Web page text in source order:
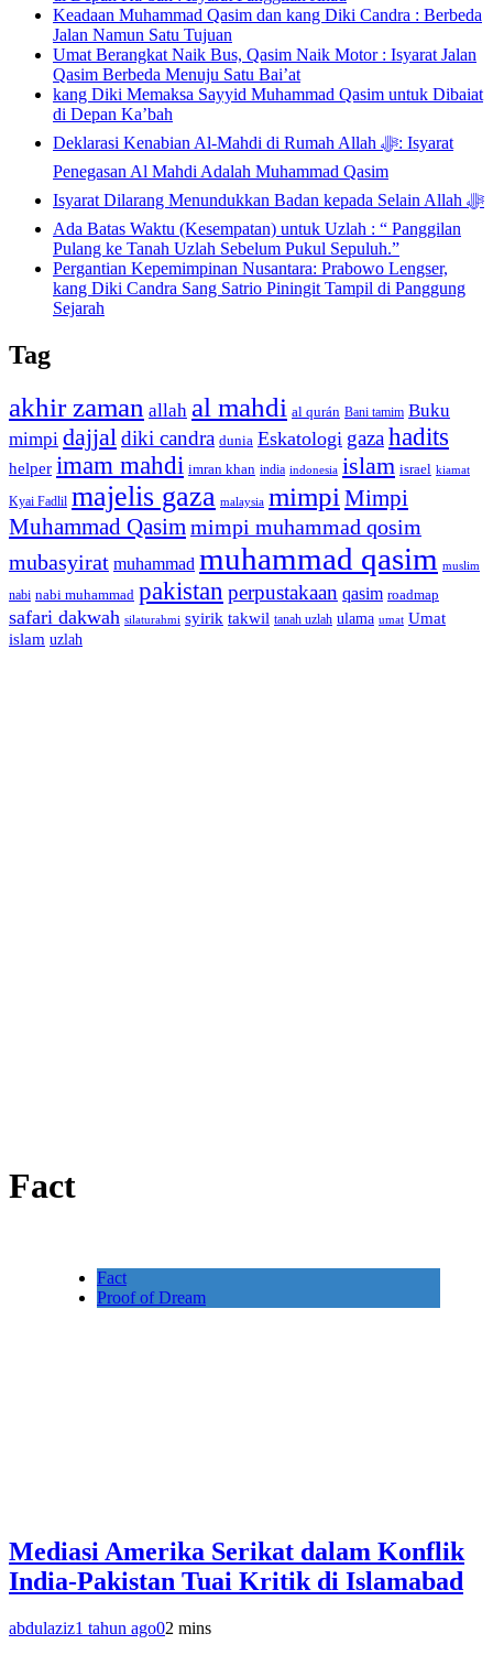
Keadaan Muhammad Qasim dan kang Diki Candra : Berbeda
Jalan Namun Satu Tujuan
Umat Berangkat Naik Bus, Qasim Naik Motor : Isyarat Jalan
Qasim Berbeda Menuju Satu Bai’at
kang Diki Memaksa Sayyid Muhammad Qasim untuk Dibaiat
di Depan Ka’bah
Deklarasi Kenabian Al-Mahdi di Rumah Allah ﷻ: Isyarat
Penegasan Al Mahdi Adalah Muhammad Qasim
Isyarat Dilarang Menundukkan Badan kepada Selain Allah ﷻ
Ada Batas Waktu (Kesempatan) untuk Uzlah : “ Panggilan
Pulang ke Tanah Uzlah Sebelum Pukul Sepuluh.”
Pergantian Kepemimpinan Nusantara: Prabowo Lengser,
kang Diki Candra Sang Satrio Piningit Tampil di Panggung
Sejarah
Tag
akhir zaman allah al mahdi al qurán Bani tamim Buku
mimpi dajjal diki candra dunia Eskatologi gazahadits
helper imam mahdi imran khan india indonesia islam israel kiamat
Kyai Fadlil majelis gaza malaysia mimpi Mimpi
Muhammad Qasim mimpi muhammad qosim
mubasyirat muhammad muhammad qasim muslim
nabi nabi muhammad pakistan perpustakaan qasim roadmap
safari dakwah silaturahmi syirik takwil tanah uzlah ulama umat Umat
islam uzlah
Fact
Fact
Proof of Dream
Mediasi Amerika Serikat dalam Konflik
India-Pakistan Tuai Kritik di Islamabad
abdulaziz1 tahun ago02 mins